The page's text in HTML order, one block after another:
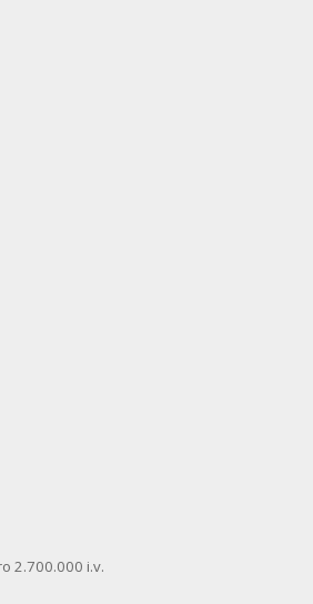
2.700.000 i.v.